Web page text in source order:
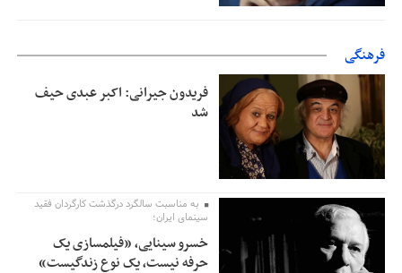
فرهنگی
فریدون جیرانی: اکبر عبدی حیف
شد
به مناسبت سالگرد درگذشت کارگردان فقید
سینمای ایران؛
خسرو سینایی، «فیلمسازی یک
حرفه نیست، یک نوع زندگیست»